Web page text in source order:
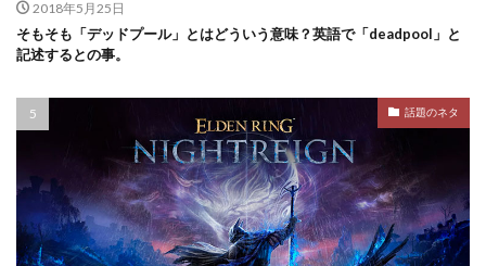
2018年5月25日
そもそも「デッドプール」とはどういう意味？英語で「deadpool」と
記述するとの事。
話題のネタ